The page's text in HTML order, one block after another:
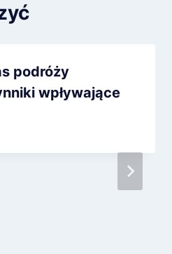
podróży
wpływające